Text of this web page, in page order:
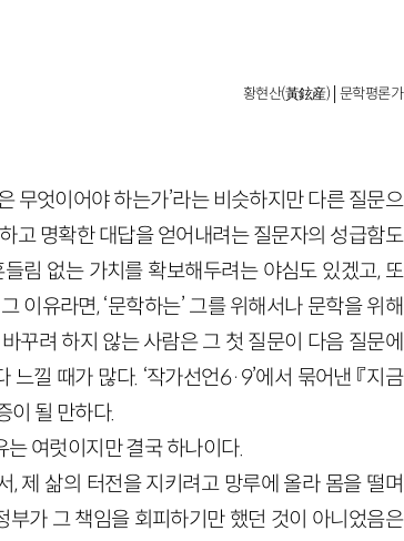
황현산(黃鉉産)│문학평론가
무엇이어야 하는가’라는 비슷하지만 다른 질문으
고 명확한 대답을 얻어내려는 질문자의 성급함도
림 없는 가치를 확보해두려는 야심도 있겠고, 또
이유라면, ‘문학하는’ 그를 위해서나 문학을 위해
꾸려 하지 않는 사람은 그 첫 질문이 다음 질문에
낄 때가 많다. ‘작가선언6·9’에서 묶어낸 『지금
이 될 만하다.
여럿이지만 결국 하나이다.
제 삶의 터전을 지키려고 망루에 올라 몸을 떨며
가 그 책임을 회피하기만 했던 것이 아니었음은